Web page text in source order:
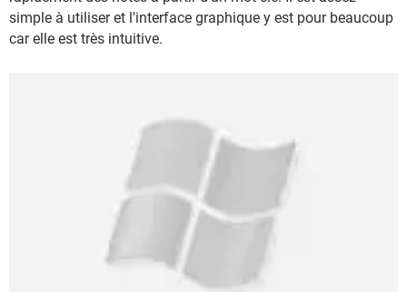
simple à utiliser et l'interface graphique y est pour beaucoup
car elle est très intuitive.